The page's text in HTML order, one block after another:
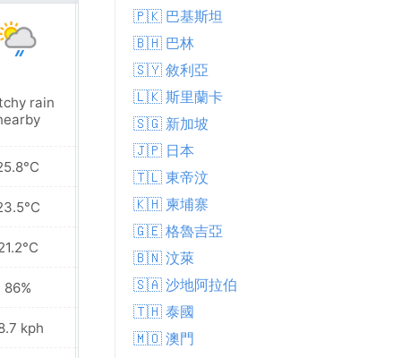
rain
86%
kph
25.2°C
22.7°C
21.2°C
95%
5.4 kph
🇵🇰 巴基斯坦
🇧🇭 巴林
🇸🇾 敘利亞
🇱🇰 斯里蘭卡
🇸🇬 新加坡
🇯🇵 日本
🇹🇱 東帝汶
🇰🇭 柬埔寨
🇬🇪 格魯吉亞
🇧🇳 汶萊
🇸🇦 沙地阿拉伯
🇹🇭 泰國
🇲🇴 澳門